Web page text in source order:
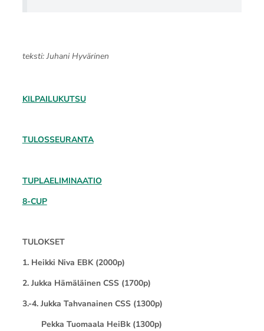
teksti: Juhani Hyvärinen
KILPAILUKUTSU
TULOSSEURANTA
TUPLAELIMINAATIO
8-CUP
TULOKSET
1. Heikki Niva EBK (2000p)
2. Jukka Hämäläinen CSS (1700p)
3.-4. Jukka Tahvanainen CSS (1300p)
Pekka Tuomaala HeiBk (1300p)